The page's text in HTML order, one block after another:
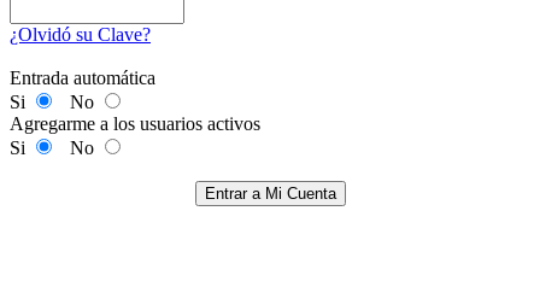
¿Olvidó su Clave?
Entrada automática
Si
No
Agregarme a los usuarios activos
Si
No
Entrar a Mi Cuenta